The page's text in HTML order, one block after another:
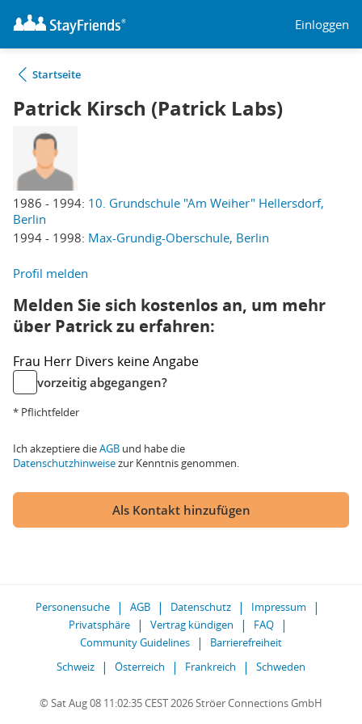
Einloggen
Startseite
Patrick Kirsch (Patrick Labs)
1986 - 1994: 10. Grundschule "Am Weiher" Hellersdorf,
Berlin
1994 - 1998: Max-Grundig-Oberschule, Berlin
Profil melden
Melden Sie sich kostenlos an, um mehr
über Patrick zu erfahren:
Frau Herr Divers keine Angabe
vorzeitig abgegangen?
* Pflichtfelder
Ich akzeptiere dieAGB und habe die
Datenschutzhinweisezur Kenntnis genommen.
Als Kontakt hinzufügen
Personensuche AGB Datenschutz
Impressum
Privatsphäre
Vertrag kündigen
FAQ
Community Guidelines
Barrierefreiheit
Schweiz
Österreich Frankreich Schweden
© Sat Aug 08 11:02:35 CEST 2026 Ströer Connections GmbH